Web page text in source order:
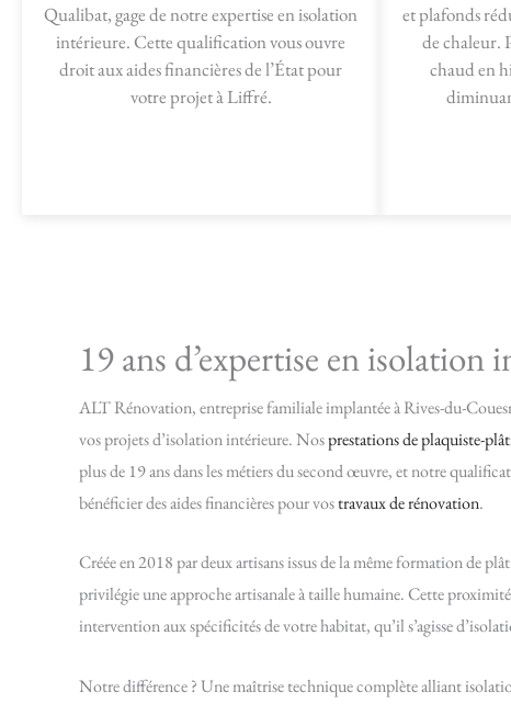
Qualibat, gage de notre expertise en isolation
intérieure. Cette qualification vous ouvre
droit aux aides financières de l’État pour
votre projet à Liffré.
et plafonds
de chaleur.
chaud en
19 ans d’expertise en isolation
ALT Rénovation, entreprise familiale implantée à Rives-du-
vos projets d’isolation intérieure. Nosprestations de plaquiste-
plus de 19 ans dans les métiers du second œuvre, et notre
bénéficier des aides financières pour vostravaux de rénovation.
Créée en 2018 par deux artisans issus de la même formation de
privilégie une approche artisanale à taille humaine. Cette
intervention aux spécificités de votre habitat, qu’il s’agisse
Notre différence ? Une maîtrise technique complète alliant